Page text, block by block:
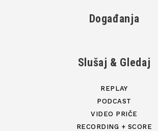
Događanja
Slušaj & Gledaj
REPLAY
PODCAST
VIDEO PRIČE
RECORDING + SCORE